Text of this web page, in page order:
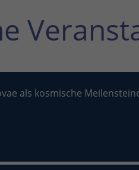
als kosmische